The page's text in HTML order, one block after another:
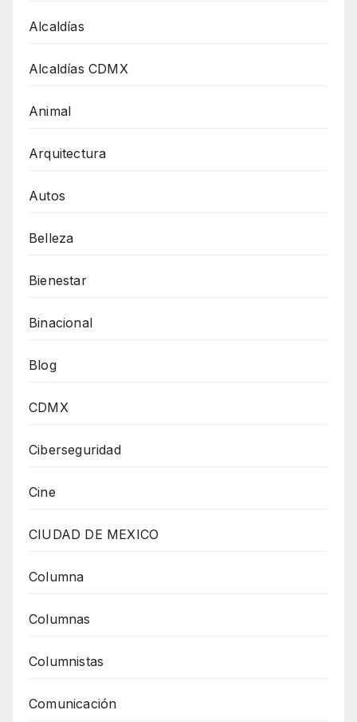
Alcaldías
Alcaldías CDMX
Animal
Arquitectura
Autos
Belleza
Bienestar
Binacional
Blog
CDMX
Ciberseguridad
Cine
CIUDAD DE MEXICO
Columna
Columnas
Columnistas
Comunicación